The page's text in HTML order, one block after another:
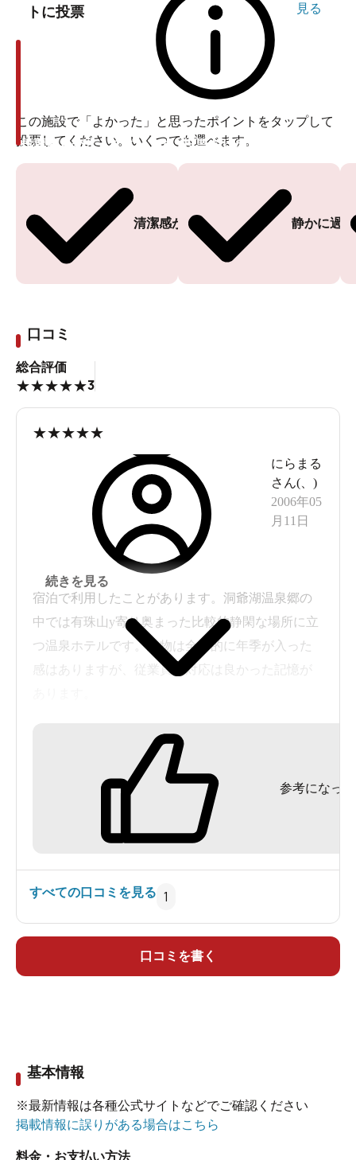
トに投票
見る
この施設で「よかった」と思ったポイントをタップして
投票してください。いくつでも選べます。
清潔感がある
投票ありがとうございます
静かに過
投票ありがとうございます
口コミ
総合評価
★★★★★3
★★★★★
にらまる
さん(
)
2006年05
月11日
宿泊で利用したことがあります。洞爺湖温泉郷の
中では有珠山y寄り奥まった比較的静閑な場所に立
つ温泉ホテルです。建物は全体的に年季が入った
感はありますが、従業員の対応は良かった記憶が
ス越しに洞爺湖を眺めることが出来ます。また、
かなり狭いですが露天風呂もあります。泉質は無
色透明なもので、個人的にはあまり特徴を感じる
ことが出来ませんでした。立ち寄りで訪れると辛
口の評価となってしまう感がありますが、宿泊中
全体的な評価は普通とさせて頂きます。
続きを見る
参考になった
すべての口コミを見る 1
口コミを書く
基本情報
※最新情報は各種公式サイトなどでご確認ください
掲載情報に誤りがある場合はこちら
料金・お支払い方法